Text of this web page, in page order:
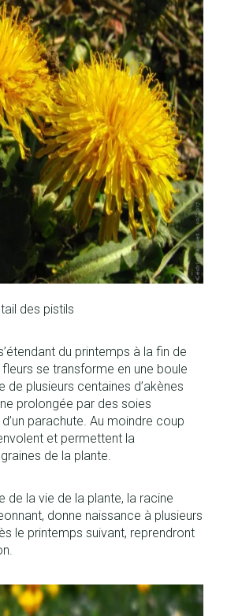
des pistils
du printemps à la fin de
fleurs se transforme en une boule
de plusieurs centaines d’akènes
prolongée par des soies
parachute. Au moindre coup
et permettent la
de la plante.
de la vie de la plante, la racine
donne naissance à plusieurs
le printemps suivant, reprendront